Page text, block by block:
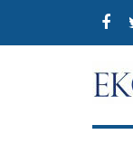
content